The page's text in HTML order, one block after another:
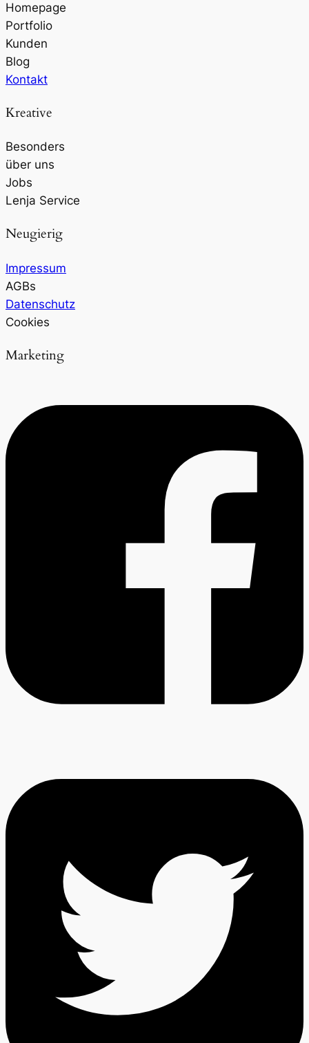
Homepage
Portfolio
Kunden
Blog
Kontakt
Kreative
Besonders
über uns
Jobs
Lenja Service
Neugierig
Impressum
AGBs
Datenschutz
Cookies
Marketing